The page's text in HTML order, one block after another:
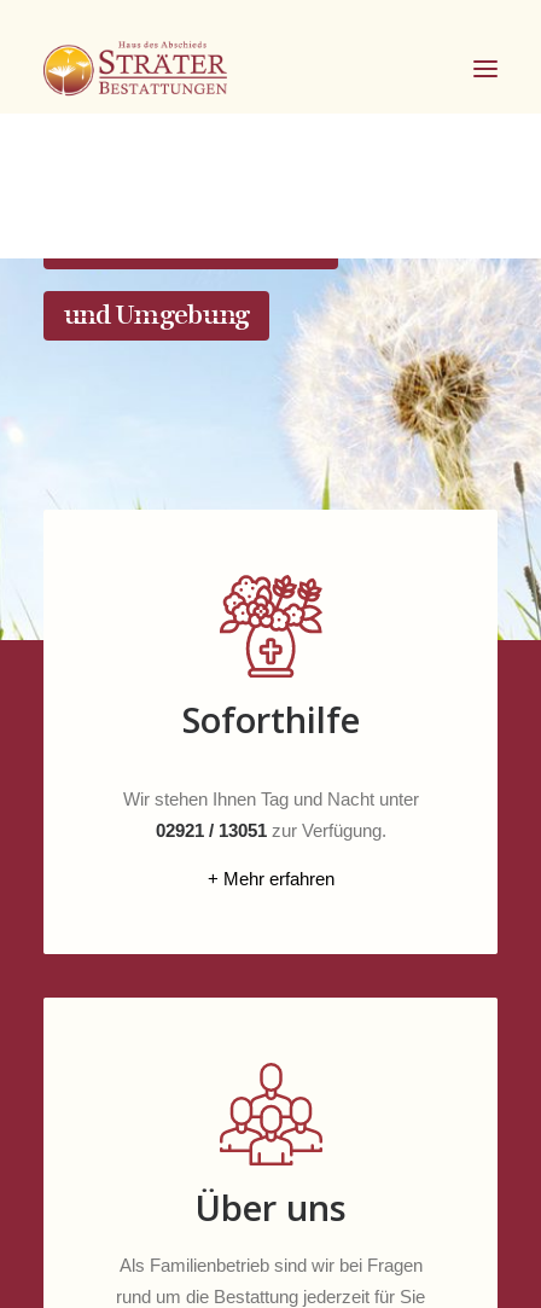
und Umgebung
Soforthilfe
Wir stehen Ihnen Tag und Nacht unter
02921 / 13051zur Verfügung.
+ Mehr erfahren
Über uns
Als Familienbetrieb sind wir bei Fragen
rund um die Bestattung jederzeit für Sie